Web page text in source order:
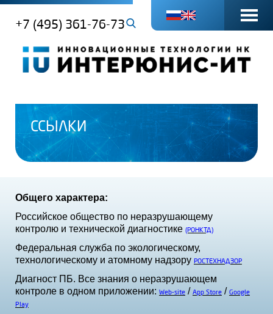
+7 (495) 361-76-73
ССЫЛКИ
Общего характера:
Российское общество по неразрушающему
контролю и технической диагностике (РОНКТД)
Федеральная служба по экологическому,
технологическому и атомному надзору РОСТЕХНАДЗОР
Диагност ПБ. Все знания о неразрушающем
контроле в одном приложении: Web-site / App Store / Google
Play